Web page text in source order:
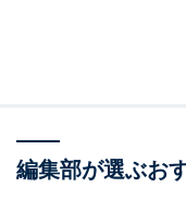
編集部が選ぶお